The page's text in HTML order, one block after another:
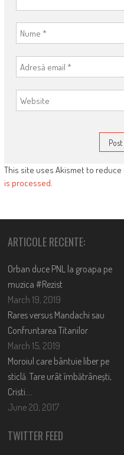
This site uses Akismet to reduce
is processed.
ARTICOLE RECENTE:
Orban duce PNL la groapa pe
muzica #Rezist
March 19, 2019
Rares versus Mandachi sau
Confruntarea Titanilor
March 15, 2019
Moroiul care bântuie liber pe
sticlă. Tare urât îmbătrânești,
Cristi….
June 20, 2017
TWITTER FEED